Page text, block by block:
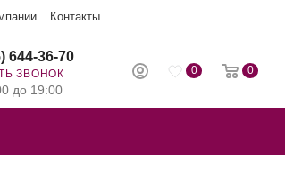
Контакты
0 0
644-36-70
ЗВОНОК
до 19:00